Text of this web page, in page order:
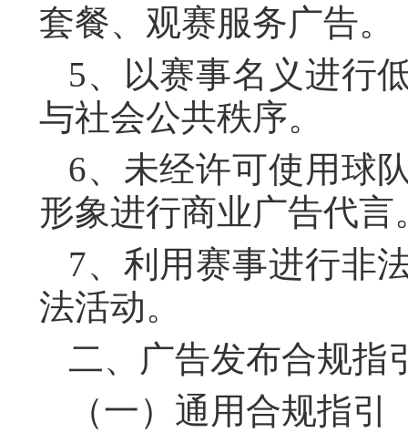
套餐、观赛服务广告。
5、以赛事名义进行
与社会公共秩序。
6、未经许可使用球
形象进行商业广告代言
7、利用赛事进行非
法活动。
二、广告发布合规指
（一）通用合规指引